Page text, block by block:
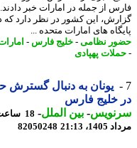
از جمله در امارات خبر دادند. -
های امارات متحده ...
نظامی-خلیج فارس-امارات
پهپادی
یونان به دنبال گسترش
خلیج فارس
-بین الملل-
21:13
82050248